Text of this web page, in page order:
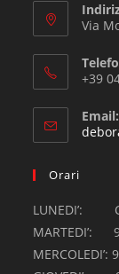
Via
+39
Email:
Orari
LUNEDI’:
MARTEDI’:
MERCOLEDI’: